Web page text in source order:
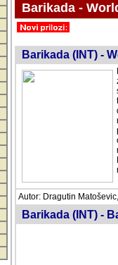
Barikada -
Barikada (INT) -
Autor: Dragutin
Barikada (INT) -